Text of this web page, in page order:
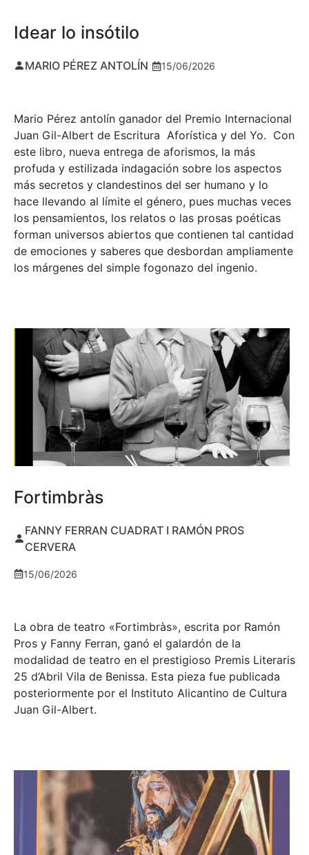
Idear lo insótilo
MARIO PÉREZ ANTOLÍN 15/06/2026
Mario Pérez antolín ganador del Premio Internacional
Juan Gil-Albert de Escritura Aforística y del Yo. Con
este libro, nueva entrega de aforismos, la más
profuda y estilizada indagación sobre los aspectos
más secretos y clandestinos del ser humano y lo
hace llevando al límite el género, pues muchas veces
los pensamientos, los relatos o las prosas poéticas
forman universos abiertos que contienen tal cantidad
de emociones y saberes que desbordan ampliamente
los márgenes del simple fogonazo del ingenio.
Fortimbràs
FANNY FERRAN CUADRAT I RAMÓN PROS
CERVERA
15/06/2026
La obra de teatro «Fortimbràs», escrita por Ramón
Pros y Fanny Ferran, ganó el galardón de la
modalidad de teatro en el prestigioso Premis Literaris
25 d’Abril Vila de Benissa. Esta pieza fue publicada
posteriormente por el Instituto Alicantino de Cultura
Juan Gil-Albert.